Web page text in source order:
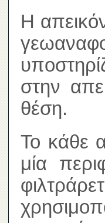
Η
στην
θέση.
Το κάθε
μία